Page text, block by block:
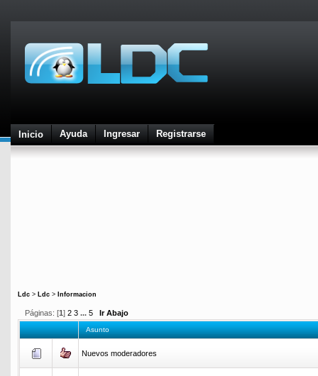
Inicio Ayuda Ingresar Registrarse
Ldc > Ldc > Informacion
Páginas: [1 ] 2 3 ... 5 Ir Abajo
Asunto
Nuevos moderadores